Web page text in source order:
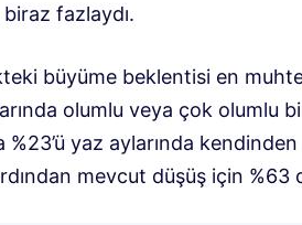
biraz fazlaydı.
büyüme beklentisi en
olumlu veya çok olumlu
%23’ü yaz aylarında
mevcut düşüş için %63